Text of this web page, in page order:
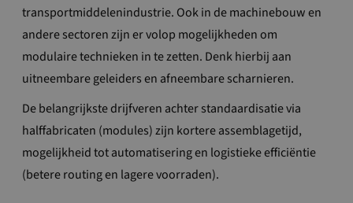
transportmiddelenindustrie. Ook in de machinebouw en
andere sectoren zijn er volop mogelijkheden om
modulaire technieken in te zetten. Denk hierbij aan
uitneembare geleiders en afneembare scharnieren.
De belangrijkste drijfveren achter standaardisatie via
halffabricaten (modules) zijn kortere assemblagetijd,
mogelijkheid tot automatisering en logistieke efficiëntie
(betere routing en lagere voorraden).